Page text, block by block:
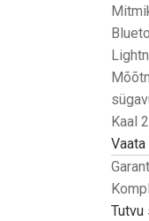
Kaal
Tutvu